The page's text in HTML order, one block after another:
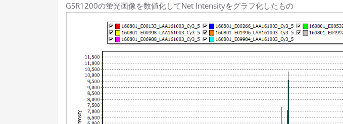
GSR1200の蛍光画像を数値化してNet Intensityをグラフ化したもの